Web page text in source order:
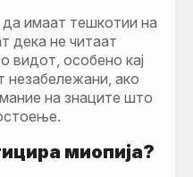
имаат тешкотии на
дека не читаат
видот, особено кај
ако
на знаците што
миопија?